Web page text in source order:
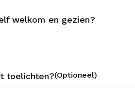
welkom en gezien?
toelichten?(Optioneel)